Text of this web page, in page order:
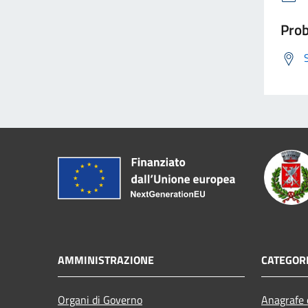
AMMINISTRAZIONE
Organi di Governo